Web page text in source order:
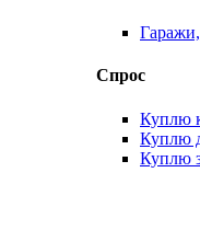
Спрос
Куплю
Куплю
Куплю